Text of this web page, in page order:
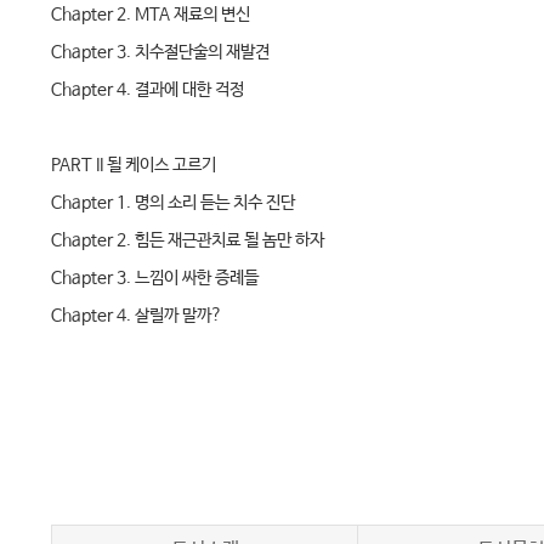
Chapter 2. MTA 재료의 변신
Chapter 3. 치수절단술의 재발견
Chapter 4. 결과에 대한 걱정
PART II 될 케이스 고르기
Chapter 1. 명의 소리 듣는 치수 진단
Chapter 2. 힘든 재근관치료 될 놈만 하자
Chapter 3. 느낌이 싸한 증례들
Chapter 4. 살릴까 말까?